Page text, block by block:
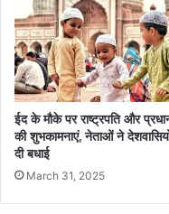
ईद के मौके पर राष्ट्रपति और
की शुभकामनाएं, नेताओं ने
दी बधाई
March 31, 2025